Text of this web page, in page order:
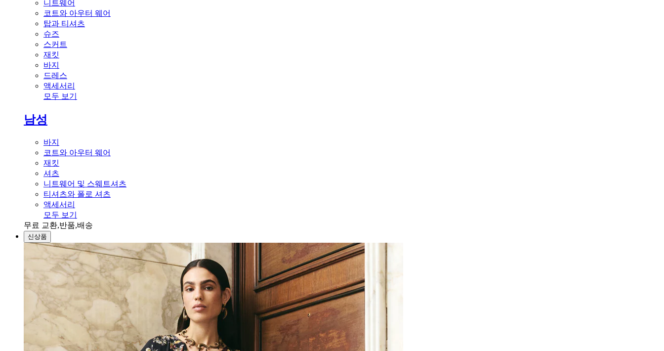
니트웨어
코트와 아우터 웨어
탑과 티셔츠
슈즈
스커트
재킷
바지
드레스
액세서리
모두 보기
남성
바지
코트와 아우터 웨어
재킷
셔츠
니트웨어 및 스웨트셔츠
티셔츠와 폴로 셔츠
액세서리
모두 보기
무료 교환,반품,배송
신상품